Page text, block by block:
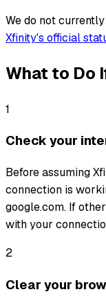
We do not
Xfinity's official
What to Do
1
Check your
Before assuming
connection is
google.com. If
with your
2
Clear your